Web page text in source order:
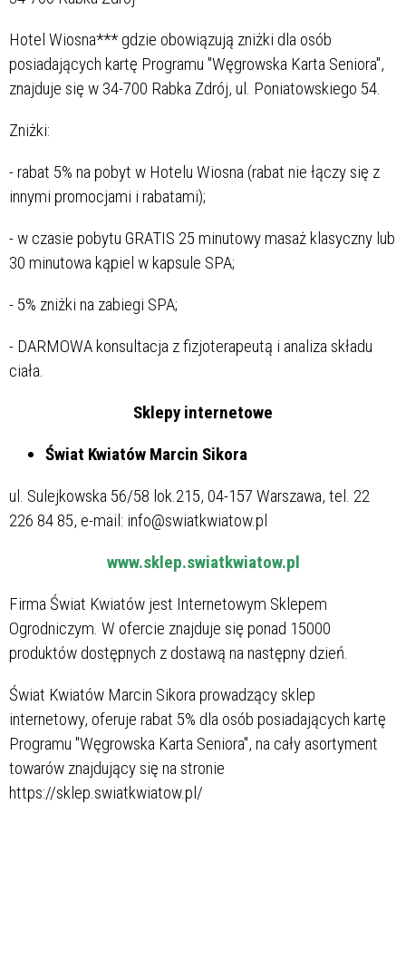
Hotel Wiosna*** gdzie obowiązują zniżki dla osób
posiadających kartę Programu "Węgrowska Karta Seniora",
znajduje się w 34-700 Rabka Zdrój, ul. Poniatowskiego 54.
Zniżki:
- rabat 5% na pobyt w Hotelu Wiosna (rabat nie łączy się z
innymi promocjami i rabatami);
- w czasie pobytu GRATIS 25 minutowy masaż klasyczny lub
30 minutowa kąpiel w kapsule SPA;
- 5% zniżki na zabiegi SPA;
- DARMOWA konsultacja z fizjoterapeutą i analiza składu
ciała.
Sklepy internetowe
Świat Kwiatów Marcin Sikora
ul. Sulejkowska 56/58 lok.215, 04-157 Warszawa, tel. 22
226 84 85, e-mail: info@swiatkwiatow.pl
www.sklep.swiatkwiatow.pl
Firma Świat Kwiatów jest Internetowym Sklepem
Ogrodniczym. W ofercie znajduje się ponad 15000
produktów dostępnych z dostawą na następny dzień.
Świat Kwiatów Marcin Sikora prowadzący sklep
internetowy, oferuje rabat 5% dla osób posiadających kartę
Programu "Węgrowska Karta Seniora", na cały asortyment
towarów znajdujący się na stronie
https://sklep.swiatkwiatow.pl/